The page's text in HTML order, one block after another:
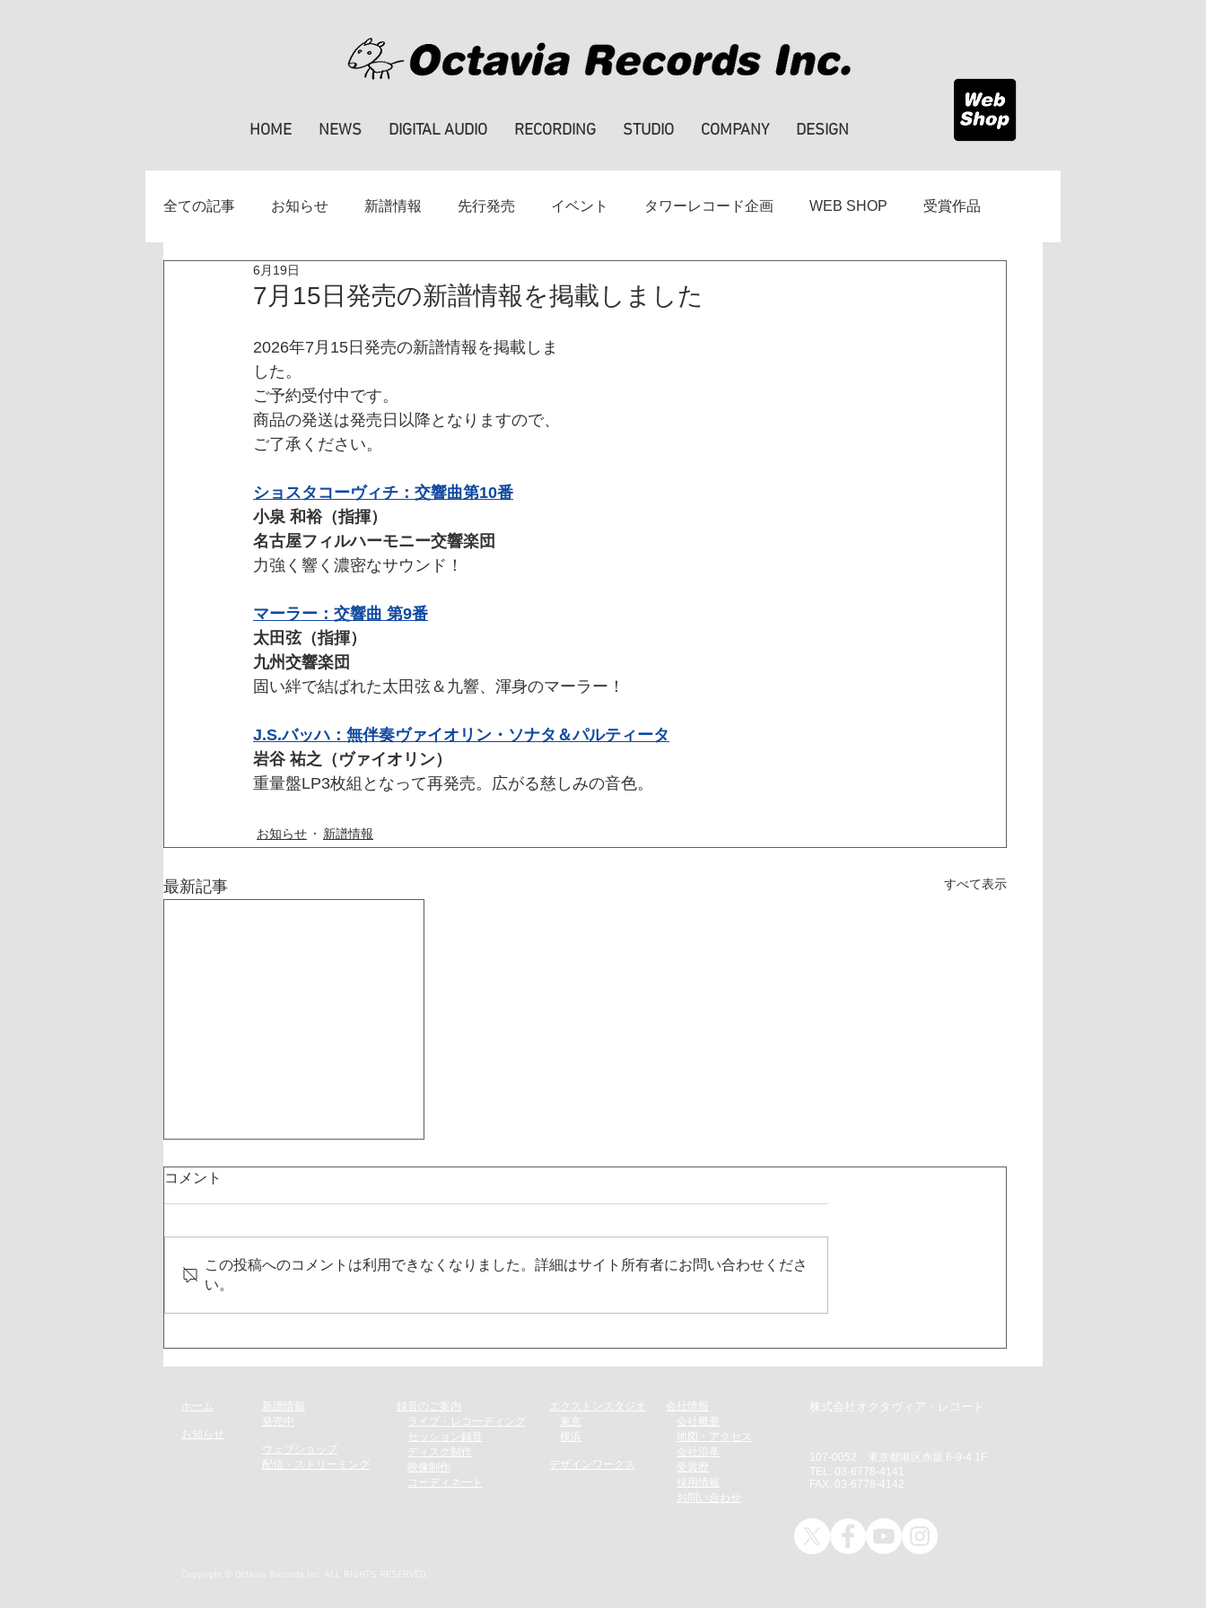
HOME NEWS DIGITAL AUDIO RECORDING STUDIO COMPANY DESIGN
全ての記事 お知らせ 新譜情報 先行発売 イベント タワーレコード企画 WEB SHOP 受賞作品
掲載情報 楽譜
7月15日発売の新譜情報を掲載しました
6月19日
2026年7月15日発売の新譜情報を掲載しま
した。
ご予約受付中です。
商品の発送は発売日以降となりますので、
ご了承ください。
ショスタコーヴィチ：交響曲第10番
小泉 和裕（指揮）
名古屋フィルハーモニー交響楽団
力強く響く濃密なサウンド！
マーラー：交響曲 第9番
太田弦（指揮）
九州交響楽団
固い絆で結ばれた太田弦＆九響、渾身のマーラー！
J.S.バッハ：無伴奏ヴァイオリン・ソナタ＆パルティータ
岩谷 祐之（ヴァイオリン）
重量盤LP3枚組となって再発売。広がる慈しみの音色。
お知らせ 新譜情報
最新記事 すべて表示
5月20日発売の新譜情報を掲
コメント
この投稿へのコメントは利用できなくなりました。詳細はサイト所有者にお問い合わせくださ
い。
ホーム
お知らせ
新譜情報
​発売 中
​ウェブショップ
配信・ストリーミング
録音のご案内​
ライブ・レコーディング
セッション録音
ディスク制作​
映像制作
コーディネート
エクストンスタジオ
東京
横浜
デザインワークス
会社情報
会社概要
地図・アクセス
会社沿革
受賞歴
採用情報
お問い合わせ
株式会社オクタヴィア・レコード
107‐0052 東京都港区赤坂 6‐9‐4 1F
TEL: 03‐6778‐4141
FAX: 03‐6778‐4142
Copyright © Octavia Records Inc. ALL RIGHTS RESERVED.